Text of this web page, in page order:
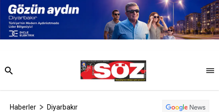
Haberler Diyarbakır